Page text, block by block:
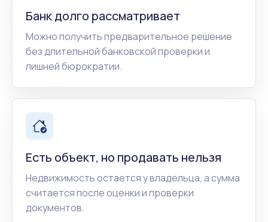
Банк долго рассматривает
Можно получить предварительное решение
без длительной банковской проверки и
лишней бюрократии.
Есть объект, но продавать нельзя
Недвижимость остается у владельца, а сумма
считается после оценки и проверки
документов.